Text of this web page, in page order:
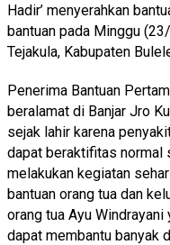
Hadir’ menyerahkan
bantuan pada Minggu
Tejakula, Kabupaten
Penerima Bantuan
beralamat di Banjar Jro
sejak lahir karena
dapat beraktifitas normal
melakukan kegiatan
bantuan orang tua dan
orang tua Ayu
dapat membantu banyak